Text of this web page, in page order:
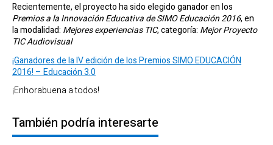
Recientemente, el proyecto ha sido elegido ganador en los
Premios a la Innovación Educativa de SIMO Educación 2016, en
la modalidad: Mejores experiencias TIC, categoría: Mejor Proyecto
TIC Audiovisual
¡Ganadores de la IV edición de los Premios SIMO EDUCACIÓN
2016! – Educación 3.0
¡Enhorabuena a todos!
También podría interesarte